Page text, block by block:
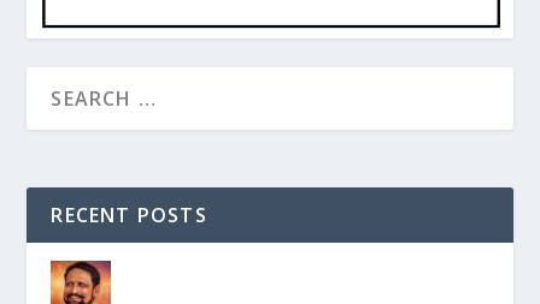
RECENT POSTS